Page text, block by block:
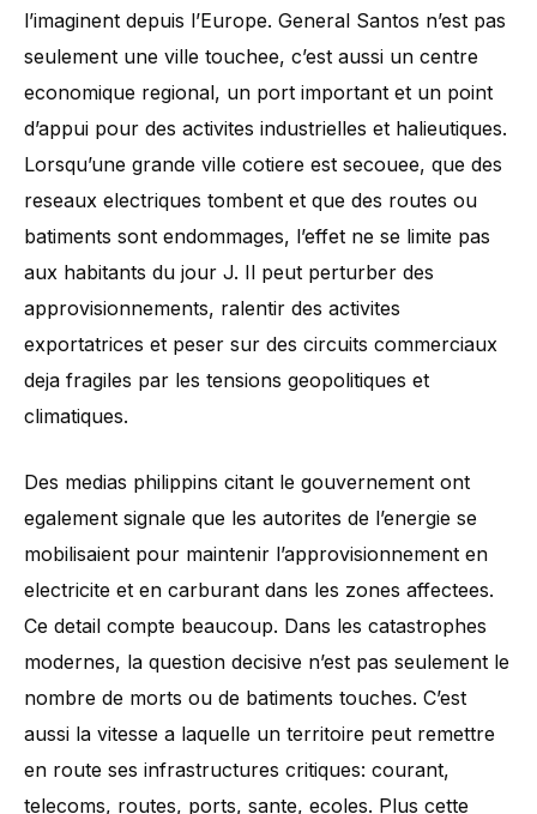
l’imaginent depuis l’Europe. General Santos n’est pas
seulement une ville touchee, c’est aussi un centre
economique regional, un port important et un point
d’appui pour des activites industrielles et halieutiques.
Lorsqu’une grande ville cotiere est secouee, que des
reseaux electriques tombent et que des routes ou
batiments sont endommages, l’effet ne se limite pas
aux habitants du jour J. Il peut perturber des
approvisionnements, ralentir des activites
exportatrices et peser sur des circuits commerciaux
deja fragiles par les tensions geopolitiques et
climatiques.
Des medias philippins citant le gouvernement ont
egalement signale que les autorites de l’energie se
mobilisaient pour maintenir l’approvisionnement en
electricite et en carburant dans les zones affectees.
Ce detail compte beaucoup. Dans les catastrophes
modernes, la question decisive n’est pas seulement le
nombre de morts ou de batiments touches. C’est
aussi la vitesse a laquelle un territoire peut remettre
en route ses infrastructures critiques: courant,
telecoms, routes, ports, sante, ecoles. Plus cette